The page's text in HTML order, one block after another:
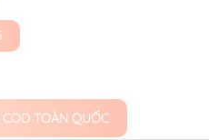
TOÀN QUỐC